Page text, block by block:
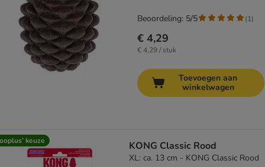
€ 4,29
€ 4,29 / stuk
Beoordeling: 5/5 (1)
Toevoegen aan
winkelwagen
keuze KONG Classic Rood
XL: ca. 13 cm - KONG Classic Rood